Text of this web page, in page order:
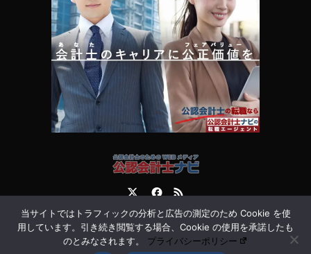
運営会社 お問合せ
当サイトではトラフィックの分析と広告の測定のため Cookie を使
用しています。引き続き閲覧する場合、Cookie の使用を承諾したも
のとみなされます。 プライバシーポリシー